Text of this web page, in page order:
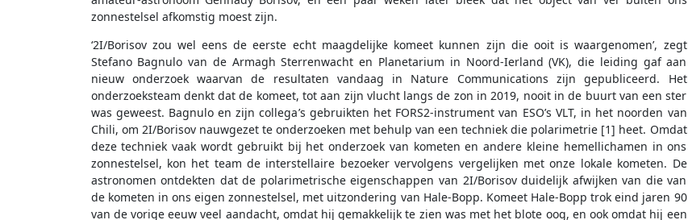
zonnestelsel afkomstig moest zijn.
‘2I/Borisov zou wel eens de eerste echt maagdelijke komeet kunnen zijn die ooit is waargenomen’, zegt
Stefano Bagnulo van de Armagh Sterrenwacht en Planetarium in Noord-Ierland (VK), die leiding gaf aan
nieuw onderzoek waarvan de resultaten vandaag in Nature Communications zijn gepubliceerd. Het
onderzoeksteam denkt dat de komeet, tot aan zijn vlucht langs de zon in 2019, nooit in de buurt van een ster
was geweest. Bagnulo en zijn collega’s gebruikten het FORS2-instrument van ESO’s VLT, in het noorden van
Chili, om 2I/Borisov nauwgezet te onderzoeken met behulp van een techniek die polarimetrie [1] heet. Omdat
deze techniek vaak wordt gebruikt bij het onderzoek van kometen en andere kleine hemellichamen in ons
zonnestelsel, kon het team de interstellaire bezoeker vervolgens vergelijken met onze lokale kometen. De
astronomen ontdekten dat de polarimetrische eigenschappen van 2I/Borisov duidelijk afwijken van die van
de kometen in ons eigen zonnestelsel, met uitzondering van Hale-Bopp. Komeet Hale-Bopp trok eind jaren 90
van de vorige eeuw veel aandacht, omdat hij gemakkelijk te zien was met het blote oog, en ook omdat hij een